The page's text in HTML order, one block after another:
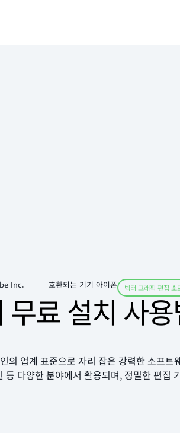
Inc. 호환되는 기기 아이폰 벡터 그래픽 편집 소
료 설치 사
업계 표준으로 자리 잡은 강력한 소프트
다양한 분야에서 활용되며, 정밀한 편집